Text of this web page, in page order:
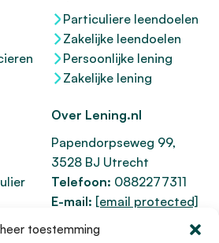
toestemming
Particuliere leendoelen
Zakelijke leendoelen
Persoonlijke lening
Zakelijke lening
Over Lening.nl
Papendorpseweg 99,
3528 BJ Utrecht
Telefoon: 0882277311
E-mail: [email protected]
KvK 76100200